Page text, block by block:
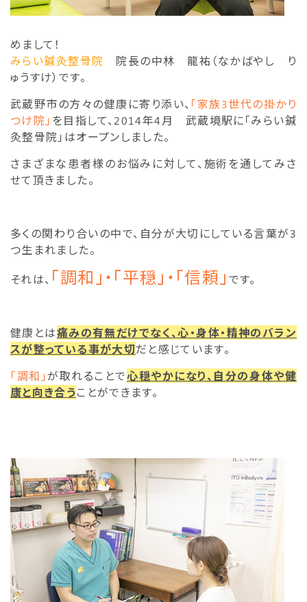
めまして！
みらい鍼灸整骨院
院長の中林 龍祐（なかばやし り
ゅうすけ）です。
武蔵野市の方々の健康に寄り添い、 「家族3世代の掛かり
つけ院」 を目指して、2014年4月 武蔵境駅に「みらい鍼
灸整骨院」はオープンしました。
さまざまな患者様のお悩みに対して、施術を通してみさ
せて頂きました。
多くの関わり合いの中で、自分が大切にしている言葉が3
つ生まれました。
それは、 「調和」・「平穏」・「信頼」 です。
健康とは痛みの有無だけでなく、心・身体・精神のバラン
スが整っている事が大切だと感じています。
「調和」が取れることで心穏やかになり、自分の身体や健
康と向き合うことができます。